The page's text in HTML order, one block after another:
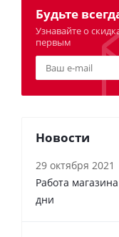
Будьте
Узнавайте о
первым
Новости
29 октября 2021
Работа
дни